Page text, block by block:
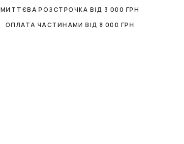
МИТТЄВА РОЗСТРОЧКА ВІД 3 000 ГРН
ОПЛАТА ЧАСТИНАМИ ВІД8 000 ГРН